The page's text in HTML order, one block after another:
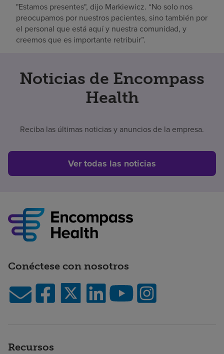
"Estamos presentes", dijo Markiewicz. “No solo nos
preocupamos por nuestros pacientes, sino también por
el personal que está aquí y nuestra comunidad, y
creemos que es importante retribuir”.
Noticias de Encompass
Health
Reciba las últimas noticias y anuncios de la empresa.
Ver todas las noticias
Conéctese con nosotros
Recursos